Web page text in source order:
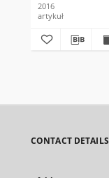
2016
artykuł
CONTACT DETAILS